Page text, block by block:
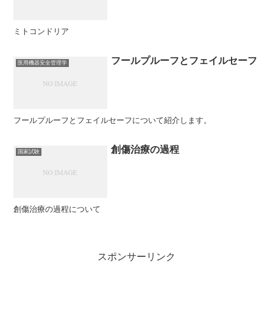
ミトコンドリア
医用機器安全管理学 フールプルーフとフェイルセーフ
フールプルーフとフェイルセーフについて紹介します。
国家試験 創傷治療の過程
創傷治療の過程について
スポンサーリンク